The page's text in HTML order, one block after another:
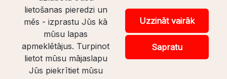
© Santaveikals 2026. Visas tiesības aizsargātas.
Uz lapas augšu
Veikala izstrāde
lietošanas pieredzi un
mēs - izprastu Jūs kā
mūsu lapas
apmeklētājus. Turpinot
lietot mūsu mājaslapu
Jūs piekrītiet mūsu
Uzzināt vairāk
Sapratu